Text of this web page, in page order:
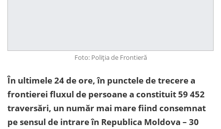
Foto: Poliția de Frontieră
În ultimele 24 de ore, în punctele de trecere a
frontierei fluxul de persoane a constituit 59 452
traversări, un număr mai mare fiind consemnat
pe sensul de intrare în Republica Moldova – 30